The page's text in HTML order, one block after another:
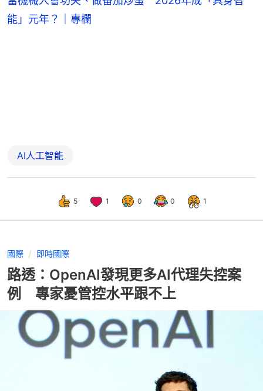
能」元年？｜專欄
AI人工智能
5 1 0 0 1
國際 即時國際
路透：OpenAI發現更多AI代理失控案
例 專家憂管控水平跟不上